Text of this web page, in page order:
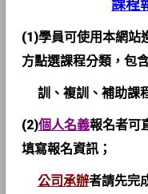
課程
(1)學員可使用本網站
方點選課程分類，包
訓、複訓、補助課
(2)個人名義報名者可
填寫報名資訊；
公司承辦者請先完